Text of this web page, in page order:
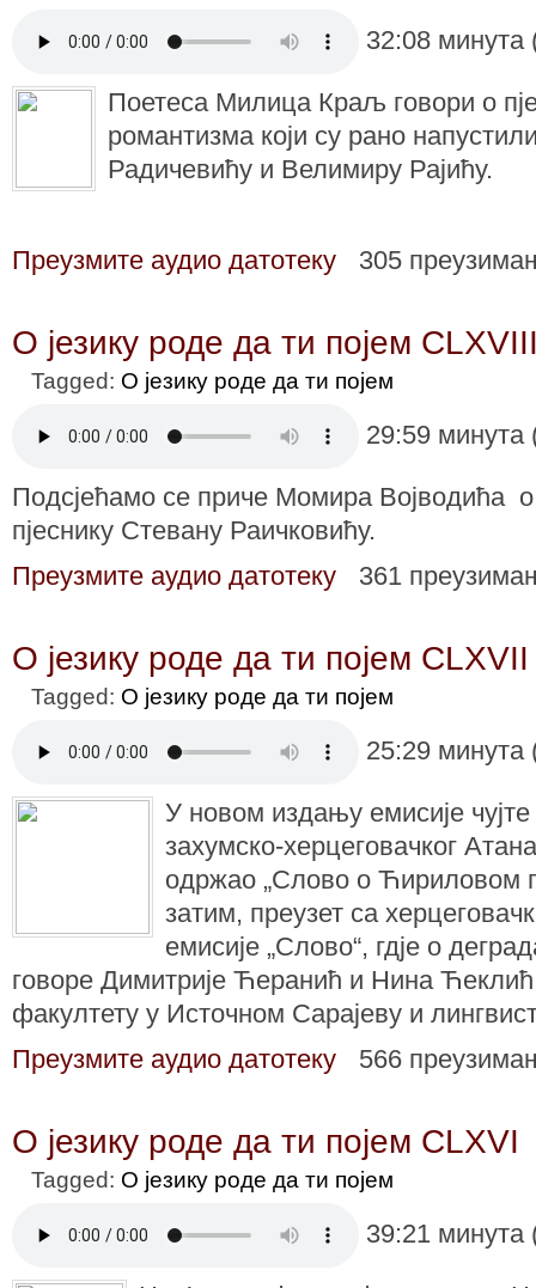
32:08
Поетеса Милица Краљ говори о
романтизма који су рано
Радичевићу и Велимиру Рајићу.
Преузмите аудио датотеку 305
О језику роде да ти појем
Tagged: О језику роде да ти појем
29:59
Подсјећамо се приче Момира Војводића
пјеснику Стевану Раичковићу.
Преузмите аудио датотеку
361
О језику роде да ти појем CLXVII
Tagged: О језику роде да ти појем
25:29
У новом издању емисије
захумско-херцеговачког
одржао „Слово о Ћириловом
затим, преузет са
емисије „Слово“, гдје о
говоре Димитрије Ћеранић и Нина
факултету у Источном Сарајеву и
Преузмите аудио датотеку
566
О језику роде да ти појем CLXVI
Tagged: О језику роде да ти појем
39:21